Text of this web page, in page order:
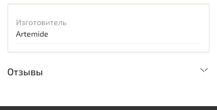
Изготовитель
Artemide
Отзывы